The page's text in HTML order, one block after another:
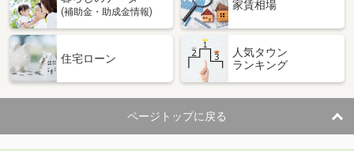
(補助金・助成金情報)
家賃相場
住宅ローン
人気タウン
ランキング
ページトップに戻る